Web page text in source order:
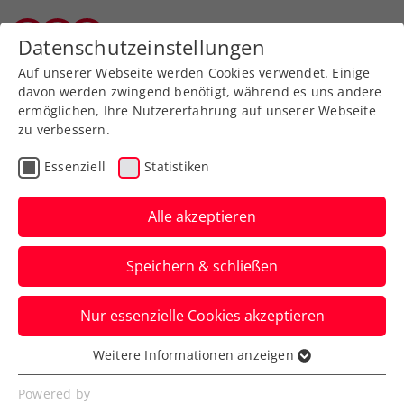
Zurück zur Newsübersicht
Turniere
Erste Bank Open: Musetti
überrascht mit Sieg über
Zverev
Der Italiener eliminiert im Viertelfinale
nach Satzrückstand die Nummer eins des
ATP-Turniers in Wien.
Verfasst von: Presseaussendung / Redaktion, 26.10.2024
Datenschutzeinstellungen
Auf unserer Webseite werden Cookies verwendet. Einige
davon werden zwingend benötigt, während es uns andere
ermöglichen, Ihre Nutzererfahrung auf unserer Webseite
zu verbessern.
Essenziell Statistiken
Alle akzeptieren
Speichern & schließen
Nur essenzielle Cookies akzeptieren
Essenziell
Essenzielle Cookies werden für grundlegende
Weitere Informationen anzeigen
Powered by